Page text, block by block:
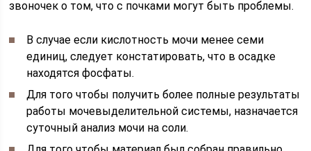
звоночек о том, что с почками могут быть проблемы.
В случае если кислотность мочи менее семи
единиц, следует констатировать, что в осадке
находятся фосфаты.
Для того чтобы получить более полные результаты
работы мочевыделительной системы, назначается
суточный анализ мочи на соли.